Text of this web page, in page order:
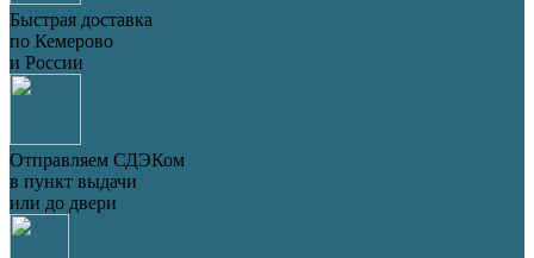
Быстрая доставка
по Кемерово
и России
Отправляем СДЭКом
в пункт выдачи
или до двери